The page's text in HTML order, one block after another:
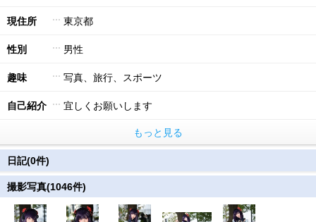
現住所 東京都
性別 男性
趣味 写真、旅行、スポーツ
自己紹介 宜しくお願いします
もっと見る
日記(0件)
撮影写真(1046件)